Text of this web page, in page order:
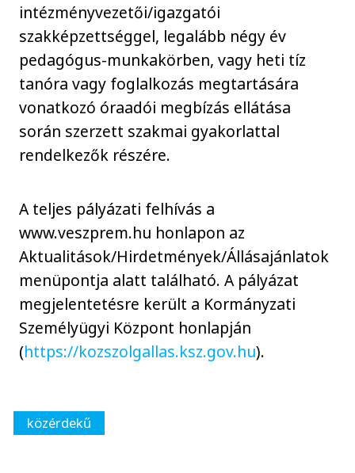
intézményvezetői/igazgatói
szakképzettséggel, legalább négy év
pedagógus-munkakörben, vagy heti tíz
tanóra vagy foglalkozás megtartására
vonatkozó óraadói megbízás ellátása
során szerzett szakmai gyakorlattal
rendelkezők részére.
A teljes pályázati felhívás a
www.veszprem.hu honlapon az
Aktualitások/Hirdetmények/Állásajánlatok
menüpontja alatt található. A pályázat
megjelentetésre került a Kormányzati
Személyügyi Központ honlapján
(https://kozszolgallas.ksz.gov.hu).
közérdekű